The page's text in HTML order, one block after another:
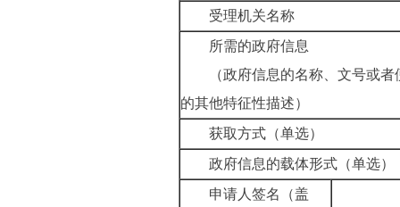
受理机关名称
所需的政府信息
（政府信息的名称、文号或
的其他特征性描述）
获取方式（单选）
政府信息的载体形式（单选）
申请人签名（盖